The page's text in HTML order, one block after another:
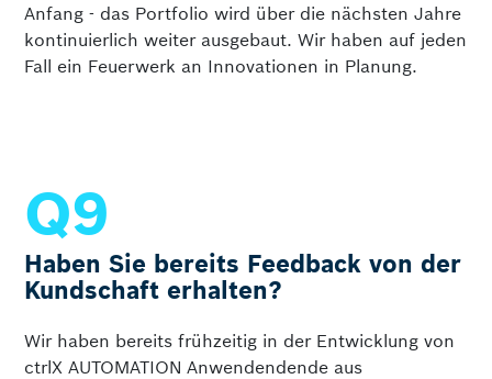
Anfang - das Portfolio wird über die nächsten Jahre
kontinuierlich weiter ausgebaut. Wir haben auf jeden
Fall ein Feuerwerk an Innovationen in Planung.
Haben Sie bereits Feedback von der
Kundschaft erhalten?
Wir haben bereits frühzeitig in der Entwicklung von
ctrlX AUTOMATION Anwendendende aus